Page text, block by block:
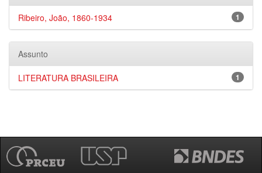
1
Ribeiro, João, 1860-1934
Assunto
1
LITERATURA BRASILEIRA